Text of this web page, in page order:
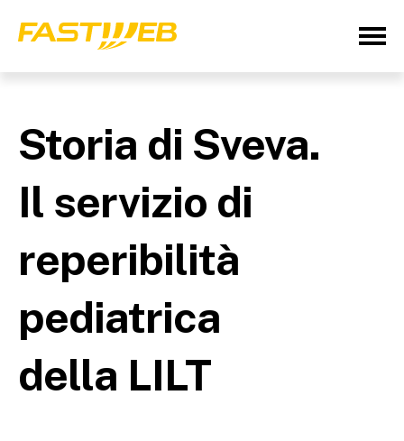
Storia di Sveva.
Il servizio di
reperibilità
pediatrica
della LILT